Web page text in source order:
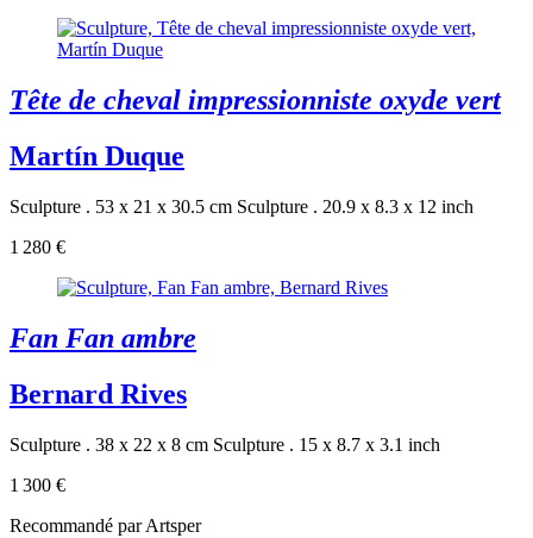
Tête de cheval impressionniste oxyde vert
Martín Duque
Sculpture . 53 x 21 x 30.5 cm Sculpture . 20.9 x 8.3 x 12 inch
1 280 €
Fan Fan ambre
Bernard Rives
Sculpture . 38 x 22 x 8 cm Sculpture . 15 x 8.7 x 3.1 inch
1 300 €
Recommandé par Artsper